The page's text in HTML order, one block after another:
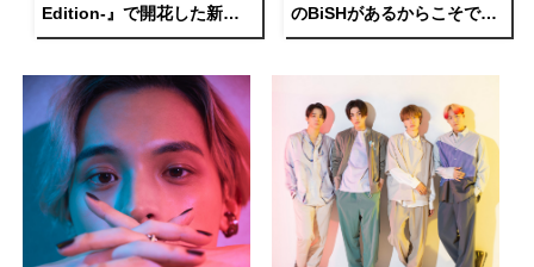
Edition-』で開花した新た
な表現と可能性
のBiSHがあるからこそでき
る挑戦。覚悟を決めて “ど